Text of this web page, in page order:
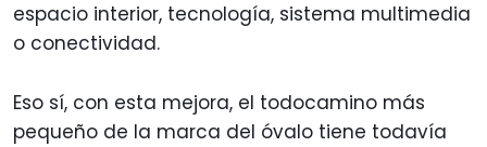
espacio interior, tecnología, sistema multimedia
o conectividad.
Eso sí, con esta mejora, el todocamino más
pequeño de la marca del óvalo tiene todavía